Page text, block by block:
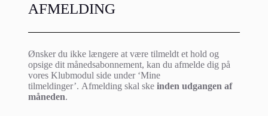
AFMELDING
Ønsker du ikke længere at være tilmeldt et hold og
opsige dit månedsabonnement, kan du afmelde dig på
vores Klubmodul side under ‘Mine
tilmeldinger’. Afmelding skal ske inden udgangen af
måneden.